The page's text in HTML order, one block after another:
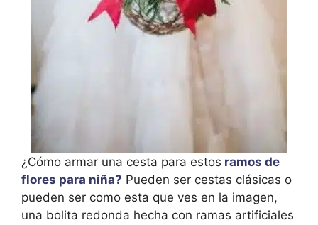
¿Cómo armar una cesta para estos ramos de
flores para niña? Pueden ser cestas clásicas o
pueden ser como esta que ves en la imagen,
una bolita redonda hecha con ramas artificiales